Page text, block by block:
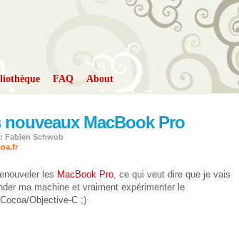
FAQ About
nouveaux MacBook Pro
Fabien Schwob
les MacBook Pro, ce qui veut dire que je vais
ma machine et vraiment expérimenter le
Objective-C ;)